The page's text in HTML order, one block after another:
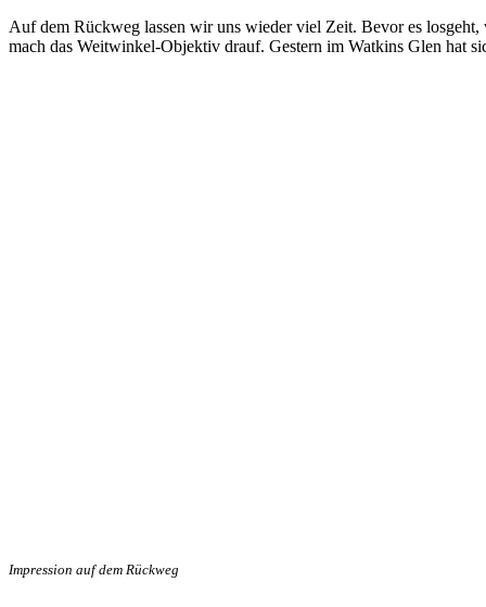
Auf dem Rückweg lassen wir uns wieder viel Zeit. Bevor es
mach das Weitwinkel-Objektiv drauf. Gestern im Watkins Glen hat
Impression auf dem Rückweg